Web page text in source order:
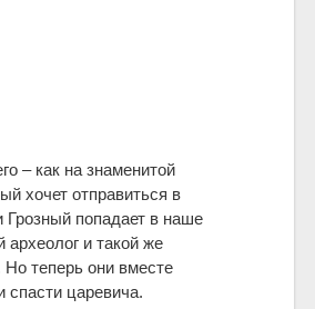
– как на знаменитой
хочет отправиться в
попадает в наше
и такой же
теперь они вместе
спасти царевича.